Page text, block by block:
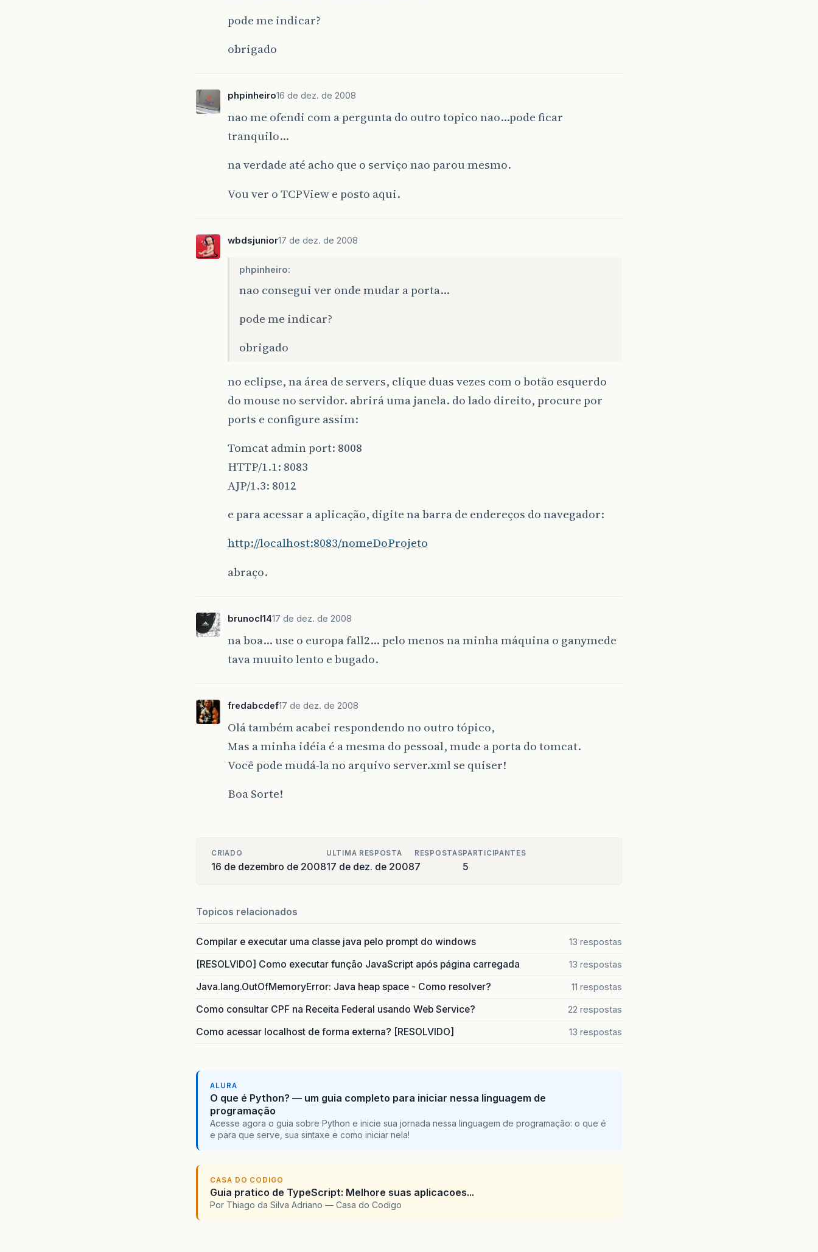
pode me indicar?
obrigado
phpinheiro16 de dez. de 2008
nao me ofendi com a pergunta do outro topico nao…pode ficar
tranquilo…
na verdade até acho que o serviço nao parou mesmo.
Vou ver o TCPView e posto aqui.
wbdsjunior17 de dez. de 2008
phpinheiro:
nao consegui ver onde mudar a porta…
pode me indicar?
obrigado
no eclipse, na área de servers, clique duas vezes com o botão esquerdo
do mouse no servidor. abrirá uma janela. do lado direito, procure por
ports e configure assim:
Tomcat admin port: 8008
HTTP/1.1: 8083
AJP/1.3: 8012
e para acessar a aplicação, digite na barra de endereços do navegador:
http://localhost:8083/nomeDoProjeto
abraço.
brunocl1417 de dez. de 2008
na boa… use o europa fall2… pelo menos na minha máquina o ganymede
tava muuito lento e bugado.
fredabcdef17 de dez. de 2008
Olá também acabei respondendo no outro tópico,
Mas a minha idéia é a mesma do pessoal, mude a porta do tomcat.
Você pode mudá-la no arquivo server.xml se quiser!
Boa Sorte!
CRIADO
16 de dezembro de 2008
ULTIMA RESPOSTA
17 de dez. de 2008
RESPOSTAS
7
PARTICIPANTES
5
Topicos relacionados
Compilar e executar uma classe java pelo prompt do windows 13 respostas
[RESOLVIDO] Como executar função JavaScript após página carregada 13 respostas
Java.lang.OutOfMemoryError: Java heap space - Como resolver? 11 respostas
Como consultar CPF na Receita Federal usando Web Service? 22 respostas
Como acessar localhost de forma externa? [RESOLVIDO] 13 respostas
ALURA
O que é Python? — um guia completo para iniciar nessa linguagem de
programação
Acesse agora o guia sobre Python e inicie sua jornada nessa linguagem de programação: o que é
e para que serve, sua sintaxe e como iniciar nela!
CASA DO CODIGO
Guia pratico de TypeScript: Melhore suas aplicacoes...
Por Thiago da Silva Adriano — Casa do Codigo